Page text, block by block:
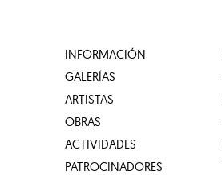
INFORMACIÓN
GALERÍAS
ARTISTAS
OBRAS
ACTIVIDADES
PATROCINADORES